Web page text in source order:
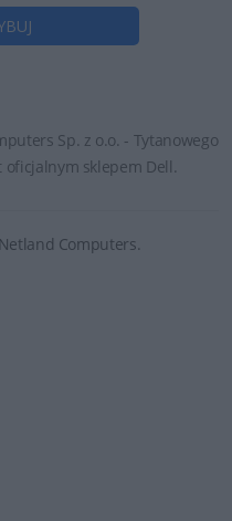
Sp. z o.o. - Tytanowego
oficjalnym sklepem Dell.
Computers.